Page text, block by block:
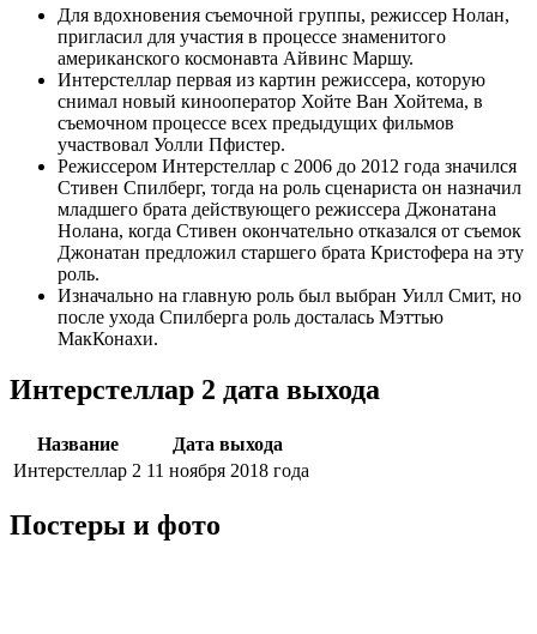
Для вдохновения съемочной группы, режиссер Нолан,
пригласил для участия в процессе знаменитого
американского космонавта Айвинс Маршу.
Интерстеллар первая из картин режиссера, которую
снимал новый кинооператор Хойте Ван Хойтема, в
съемочном процессе всех предыдущих фильмов
участвовал Уолли Пфистер.
Режиссером Интерстеллар с 2006 до 2012 года значился
Стивен Спилберг, тогда на роль сценариста он назначил
младшего брата действующего режиссера Джонатана
Нолана, когда Стивен окончательно отказался от съемок
Джонатан предложил старшего брата Кристофера на эту
роль.
Изначально на главную роль был выбран Уилл Смит, но
после ухода Спилберга роль досталась Мэттью
МакКонахи.
Интерстеллар 2 дата выхода
Название
Дата выхода
Интерстеллар 2 11 ноября 2018 года
Постеры и фото